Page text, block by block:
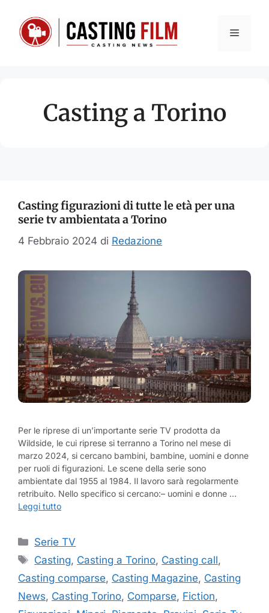
contenuto
Menu
Casting a Torino
Casting figurazioni di tutte le età per una
serie tv ambientata a Torino
4 Febbraio 2024 di Redazione
Per le riprese di un’importante serie TV prodotta da
Wildside, le cui riprese si terranno a Torino nel mese di
marzo 2024, si cercano bambini, bambine, uomini e donne
per ruoli di figurazioni. Le scene della serie sono
ambientate dal 1955 al 1984. Il lavoro sarà regolarmente
retribuito. Nello specifico si cercano:– uomini e donne …
Leggi tutto
Categorie
Serie TV
Tag
Casting, Casting a Torino, Casting call,
Casting comparse, Casting Magazine, Casting
News, Casting Torino, Comparse, Fiction,